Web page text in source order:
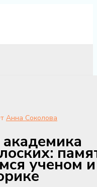
Анна Соколова
ученом и